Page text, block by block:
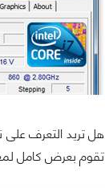
هل تريد التعرف
تقوم بعرض كامل